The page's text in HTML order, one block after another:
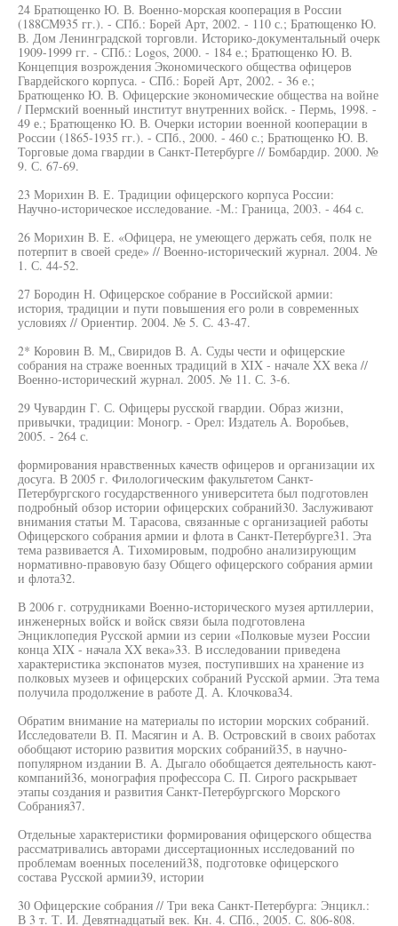
24 Братющенко Ю. В. Военно-морская кооперация в России
(188СМ935 гг.). - СПб.: Борей Арт, 2002. - 110 с.; Братющенко Ю.
В. Дом Ленинградской торговли. Историко-документальный очерк
1909-1999 гг. - СПб.: Logos, 2000. - 184 е.; Братющенко Ю. В.
Концепция возрождения Экономического общества офицеров
Гвардейского корпуса. - СПб.: Борей Арт, 2002. - 36 е.;
Братющенко Ю. В. Офицерские экономические общества на войне
/ Пермский военный институт внутренних войск. - Пермь, 1998. -
49 е.; Братющенко Ю. В. Очерки истории военной кооперации в
России (1865-1935 гг.). - СПб., 2000. - 460 с.; Братющенко Ю. В.
Торговые дома гвардии в Санкт-Петербурге // Бомбардир. 2000. №
9. С. 67-69.
23 Морихин В. Е. Традиции офицерского корпуса России:
Научно-историческое исследование. -М.: Граница, 2003. - 464 с.
26 Морихин В. Е. «Офицера, не умеющего держать себя, полк не
потерпит в своей среде» // Военно-исторический журнал. 2004. №
1. С. 44-52.
27 Бородин Н. Офицерское собрание в Российской армии:
история, традиции и пути повышения его роли в современных
условиях // Ориентир. 2004. № 5. С. 43-47.
2* Коровин В. М„ Свиридов В. А. Суды чести и офицерские
собрания на страже военных традиций в XIX - начале XX века //
Военно-исторический журнал. 2005. № 11. С. 3-6.
29 Чувардин Г. С. Офицеры русской гвардии. Образ жизни,
привычки, традиции: Моногр. - Орел: Издатель А. Воробьев,
2005. - 264 с.
формирования нравственных качеств офицеров и организации их
досуга. В 2005 г. Филологическим факультетом Санкт-
Петербургского государственного университета был подготовлен
подробный обзор истории офицерских собраний30. Заслуживают
внимания статьи М. Тарасова, связанные с организацией работы
Офицерского собрания армии и флота в Санкт-Петербурге31. Эта
тема развивается А. Тихомировым, подробно анализирующим
нормативно-правовую базу Общего офицерского собрания армии
и флота32.
В 2006 г. сотрудниками Военно-исторического музея артиллерии,
инженерных войск и войск связи была подготовлена
Энциклопедия Русской армии из серии «Полковые музеи России
конца XIX - начала XX века»33. В исследовании приведена
характеристика экспонатов музея, поступивших на хранение из
полковых музеев и офицерских собраний Русской армии. Эта тема
получила продолжение в работе Д. А. Клочкова34.
Обратим внимание на материалы по истории морских собраний.
Исследователи В. П. Масягин и А. В. Островский в своих работах
обобщают историю развития морских собраний35, в научно-
популярном издании В. А. Дыгало обобщается деятельность кают-
компаний36, монография профессора С. П. Сирого раскрывает
этапы создания и развития Санкт-Петербургского Морского
Собрания37.
Отдельные характеристики формирования офицерского общества
рассматривались авторами диссертационных исследований по
проблемам военных поселений38, подготовке офицерского
состава Русской армии39, истории
30 Офицерские собрания // Три века Санкт-Петербурга: Энцикл.:
В 3 т. Т. И. Девятнадцатый век. Кн. 4. СПб., 2005. С. 806-808.